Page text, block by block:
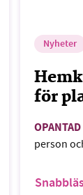
Nyheter
för
person